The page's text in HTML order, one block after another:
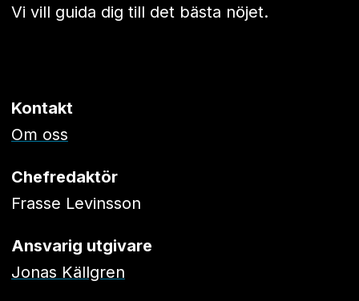
Vi vill guida dig till det bästa nöjet.
Kontakt
Om oss
Chefredaktör
Frasse Levinsson
Ansvarig utgivare
Jonas Källgren